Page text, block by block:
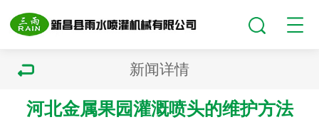
新闻详情
河北金属果园灌溉喷头的维护方法